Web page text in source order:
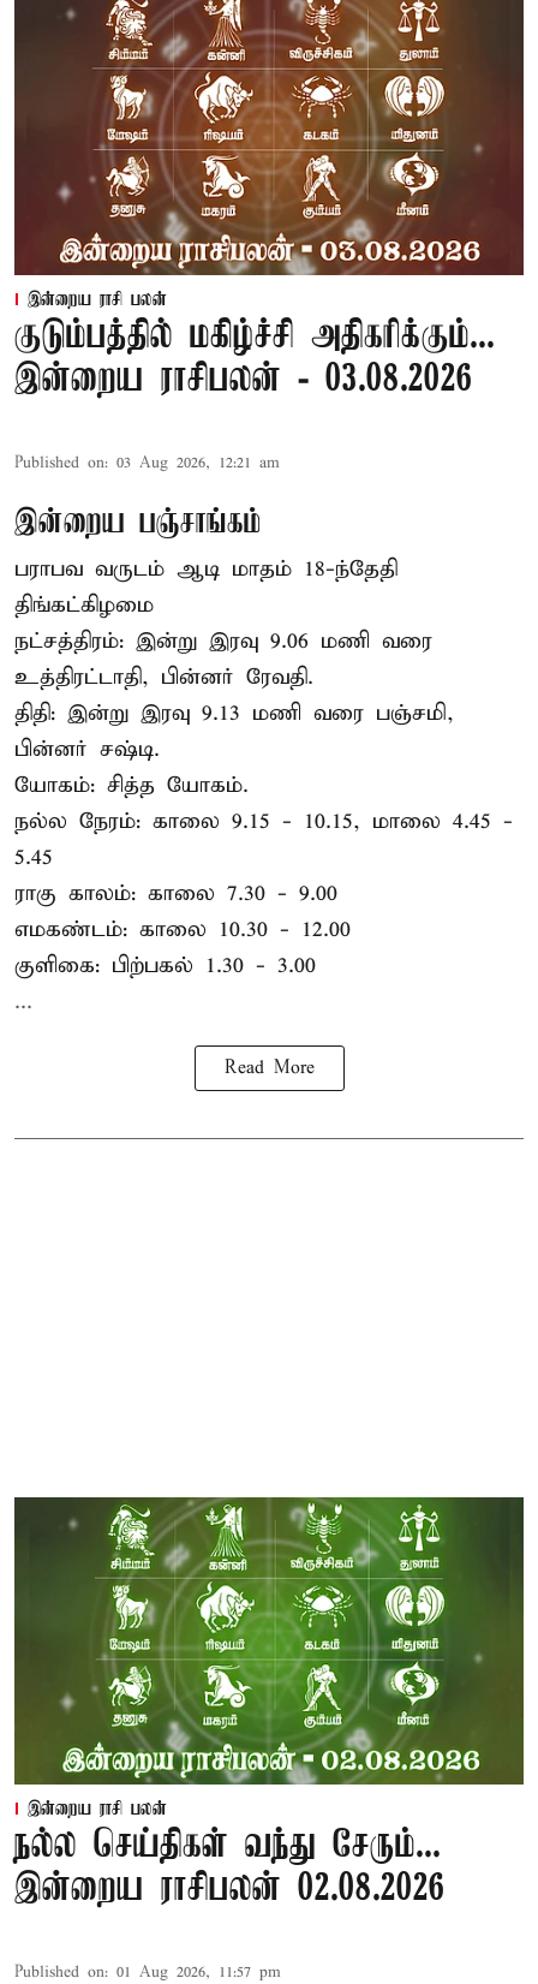
இன்றைய ராசி பலன்
குடும்பத்தில் மகிழ்ச்சி அதிகரிக்கும்...
இன்றைய ராசிபலன் - 03.08.2026
Published on: 03 Aug 2026, 12:21 am
இன்றைய பஞ்சாங்கம்
பராபவ வருடம் ஆடி மாதம் 18-ந்தேதி
திங்கட்கிழமை
நட்சத்திரம்: இன்று இரவு 9.06 மணி வரை
உத்திரட்டாதி, பின்னர் ரேவதி.
திதி: இன்று இரவு 9.13 மணி வரை பஞ்சமி,
பின்னர் சஷ்டி.
யோகம்: சித்த யோகம்.
நல்ல நேரம்: காலை 9.15 - 10.15, மாலை 4.45 -
5.45
ராகு காலம்: காலை 7.30 - 9.00
எமகண்டம்: காலை 10.30 - 12.00
குளிகை: பிற்பகல் 1.30 - 3.00
...
Read More
இன்றைய ராசி பலன்
நல்ல செய்திகள் வந்து சேரும்...
இன்றைய ராசிபலன் 02.08.2026
Published on: 01 Aug 2026, 11:57 pm